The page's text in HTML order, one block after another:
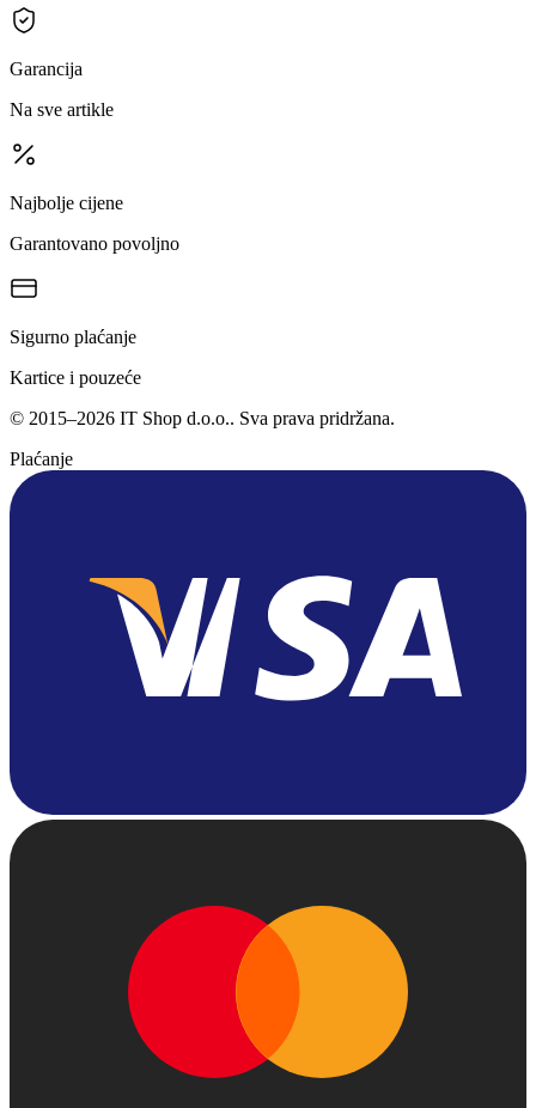
Garancija
Na sve artikle
Najbolje cijene
Garantovano povoljno
Sigurno plaćanje
Kartice i pouzeće
© 2015–2026 IT Shop d.o.o.. Sva prava pridržana.
Plaćanje